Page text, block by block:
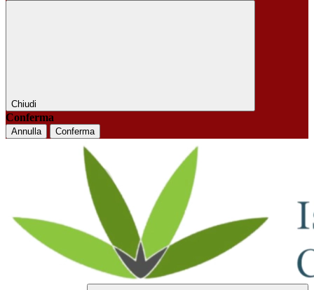
Chiudi
Conferma
Annulla Conferma